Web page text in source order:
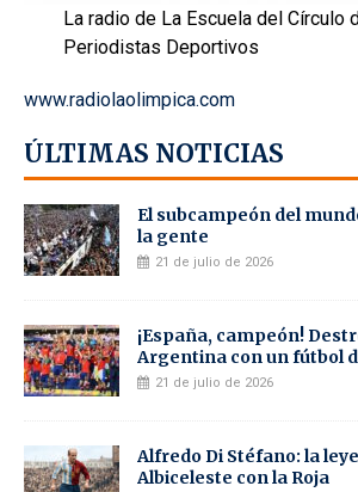
La radio de La Escuela del Círculo
Periodistas Deportivos
www.radiolaolimpica.com
ÚLTIMAS NOTICIAS
El subcampeón del
la gente
21 de julio de 2026
¡España, campeón!
Argentina con un fútbol
21 de julio de 2026
Alfredo Di Stéfano: la
Albiceleste con la Roja